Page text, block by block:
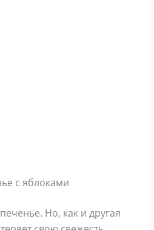
с яблоками
Но, как и другая